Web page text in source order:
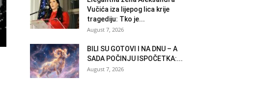
Vučića iza lijepog lica krije
tragediju: Tko je...
August 7, 2026
BILI SU GOTOVI I NA DNU – A
SADA POČINJU ISPOČETKA:...
August 7, 2026